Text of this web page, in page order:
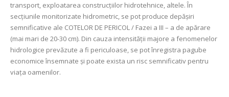
transport, exploatarea construcţiilor hidrotehnice, altele. În
secţiunile monitorizate hidrometric, se pot produce depășiri
semnificative ale COTELOR DE PERICOL / Fazei a III – a de apărare
(mai mari de 20-30 cm). Din cauza intensității majore a fenomenelor
hidrologice prevăzute a fi periculoase, se pot înregistra pagube
economice însemnate şi poate exista un risc semnificativ pentru
viața oamenilor.